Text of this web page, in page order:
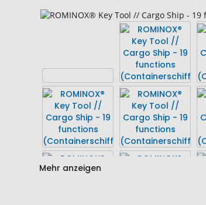
Zum
Mehr anzeigen
Zum